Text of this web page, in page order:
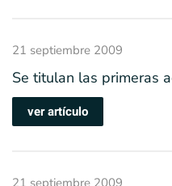
21 septiembre 2009
Se titulan las primeras
ver artículo